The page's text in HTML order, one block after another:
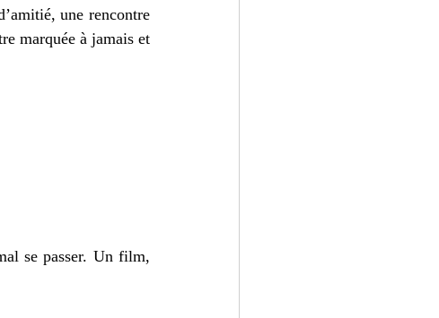
une rencontre
marquée à jamais et
se passer. Un film,